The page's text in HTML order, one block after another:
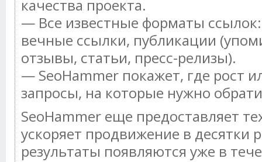
качества проекта.
— Все известные форматы
вечные ссылки, публикации
отзывы, статьи, пресс-релизы).
— SeoHammer покажет, где рост
запросы, на которые нужно
SeoHammer еще предоставляет
ускоряет продвижение в десятки
результаты появляются уже в